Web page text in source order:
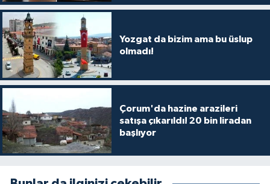
Yozgat da bizim ama bu üslup
olmadı!
Çorum'da hazine arazileri
satışa çıkarıldı! 20 bin liradan
başlıyor